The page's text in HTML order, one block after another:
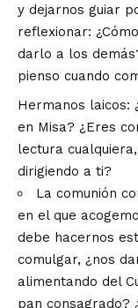
y dejarnos guiar
reflexionar:
darlo a los
pienso cuando
Hermanos laicos:
en Misa? ¿Eres
lectura
dirigiendo a ti?
La comunión
en el que
debe hacernos
comulgar, ¿nos
alimentando del
pan consagrado?